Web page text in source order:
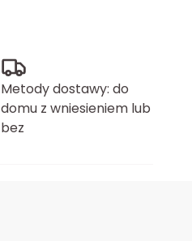
Metody dostawy: do
domu z wniesieniem lub
bez